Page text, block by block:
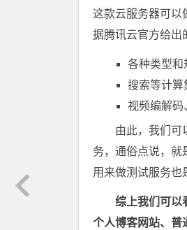
这款云服务器可以
据腾讯云官方给出
各种类型和
搜索等计算
视频编解码
由此，我们可
务，通俗点说，就
用来做测试服务也
综上我们可以
个人博客网站、普